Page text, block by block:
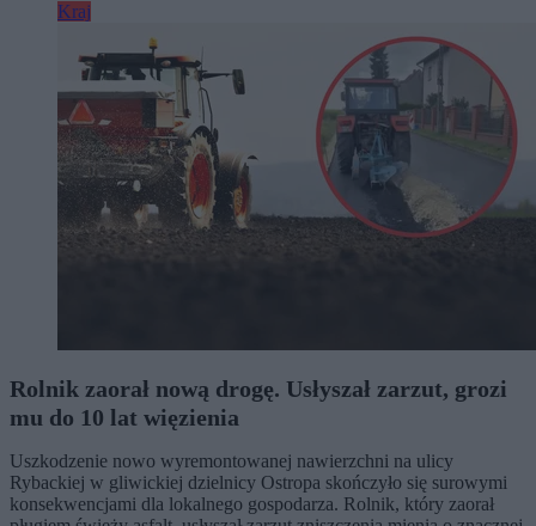
Kraj
Rolnik zaorał nową drogę. Usłyszał zarzut, grozi
mu do 10 lat więzienia
Uszkodzenie nowo wyremontowanej nawierzchni na ulicy
Rybackiej w gliwickiej dzielnicy Ostropa skończyło się surowymi
konsekwencjami dla lokalnego gospodarza. Rolnik, który zaorał